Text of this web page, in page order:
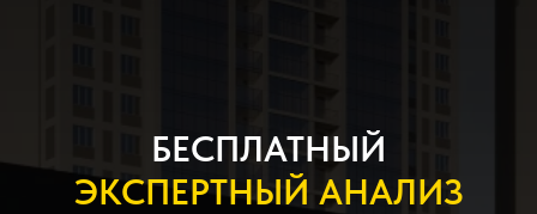
БЕСПЛАТНЫЙ
ЭКСПЕРТНЫЙ АНАЛИЗ